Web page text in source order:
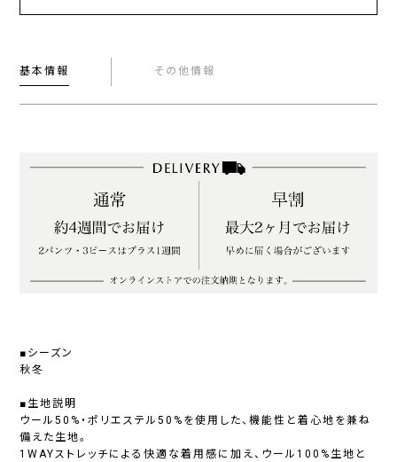
基本情報 その他情報
■シーズン
秋冬
■生地説明
ウール50%・ポリエステル50%を使用した、機能性と着心地を兼ね
備えた生地。
1WAYストレッチによる快適な着用感に加え、ウール100%生地と